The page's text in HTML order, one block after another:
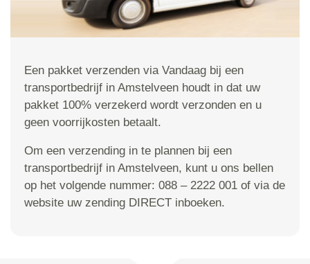
Een pakket verzenden via Vandaag bij een
transportbedrijf in Amstelveen houdt in dat uw
pakket 100% verzekerd wordt verzonden en u
geen voorrijkosten betaalt.
Om een verzending in te plannen bij een
transportbedrijf in Amstelveen, kunt u ons bellen
op het volgende nummer: 088 – 2222 001 of via de
website uw zending DIRECT inboeken.